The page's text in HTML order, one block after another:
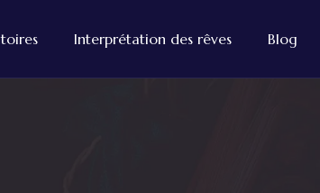
Interprétation des rêves Blog